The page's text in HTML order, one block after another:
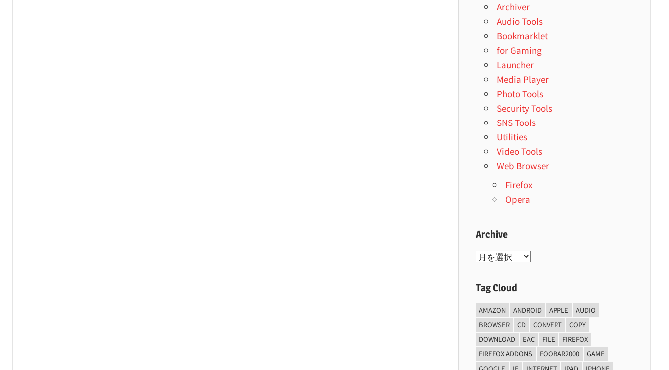
Archiver
Audio Tools
Bookmarklet
for Gaming
Launcher
Media Player
Photo Tools
Security Tools
SNS Tools
Utilities
Video Tools
Web Browser
Firefox
Opera
Archive
Archive
Tag Cloud
AMAZON ANDROID APPLE
AUDIO
BROWSER
CD CONVERT
COPY
DOWNLOAD
EAC FILE
FIREFOX
FIREFOX ADDONS
FOOBAR2000
GAME
GOOGLE
IE INTERNET IPAD IPHONE